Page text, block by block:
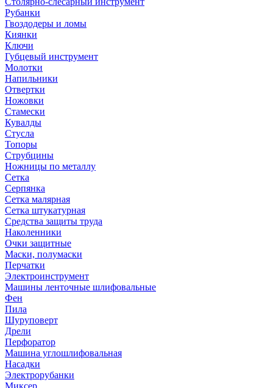
Рубанки
Гвоздодеры и ломы
Киянки
Ключи
Губцевый инструмент
Молотки
Напильники
Отвертки
Ножовки
Стамески
Кувалды
Стусла
Топоры
Струбцины
Ножницы по металлу
Сетка
Серпянка
Сетка малярная
Сетка штукатурная
Средства защиты труда
Наколенники
Очки защитные
Маски, полумаски
Перчатки
Электроинструмент
Машины ленточные шлифовальные
Фен
Пила
Шуруповерт
Дрели
Перфоратор
Машина углошлифовальная
Насадки
Электрорубанки
Миксер